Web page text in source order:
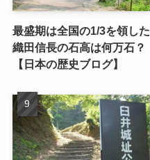
最盛期は全国の1/3を領した
織田信長の石高は何万石？
【日本の歴史ブログ】